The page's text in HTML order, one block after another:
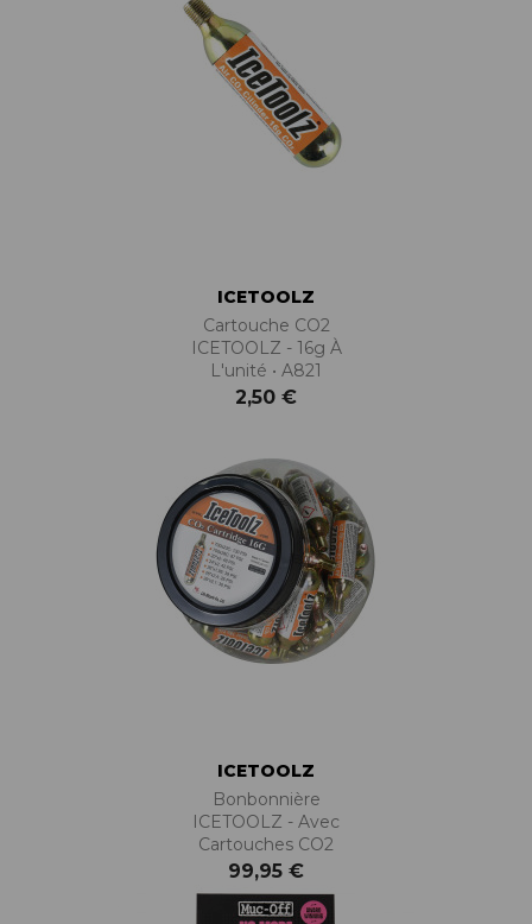
ICETOOLZ
Cartouche CO2
ICETOOLZ - 16g À
L'unité • A821
2,50 €
ICETOOLZ
Bonbonnière
ICETOOLZ - Avec
Cartouches CO2
99,95 €